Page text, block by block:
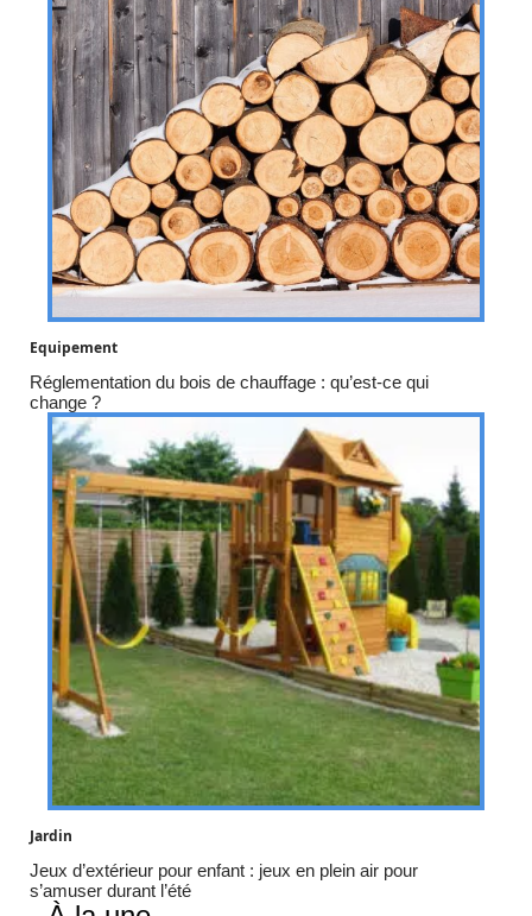
Equipement
Réglementation du bois de chauffage : qu’est-ce qui
change ?
Jardin
Jeux d’extérieur pour enfant : jeux en plein air pour
s’amuser durant l’été